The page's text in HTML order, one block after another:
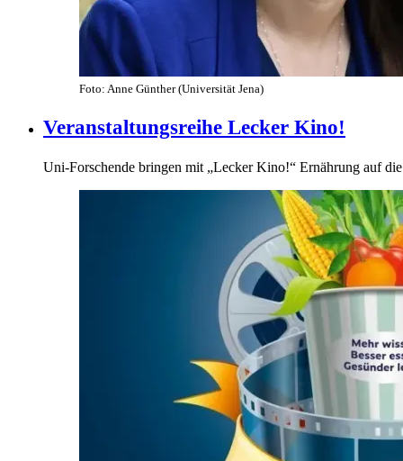
Foto: Anne Günther (Universität Jena)
Veranstaltungsreihe Lecker Kino!
Uni-Forschende bringen mit „Lecker Kino!“ Ernährung auf